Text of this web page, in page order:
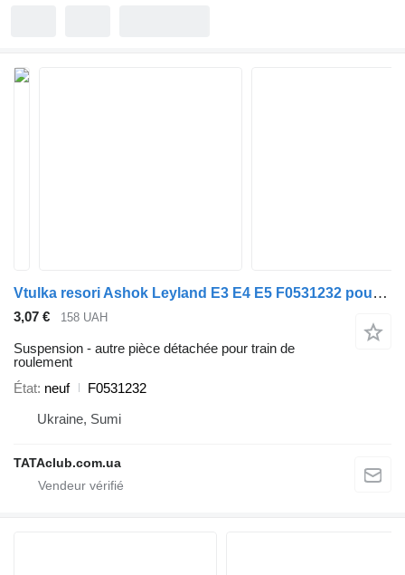
Vtulka resori Ashok Leyland E3 E4 E5 F0531232 pour bus Ashok Leyland
3,07 € 158 UAH
Suspension - autre pièce détachée pour train de
roulement
État neuf
F0531232
Ukraine, Sumi
TATAclub.com.ua